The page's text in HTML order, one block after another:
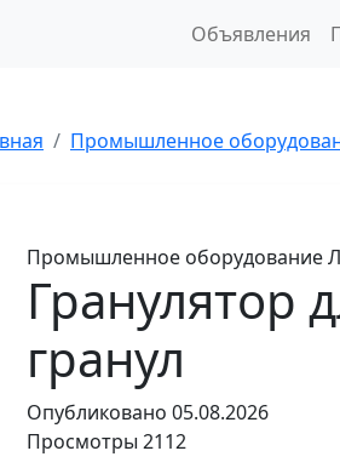
Объявления
Промышленное
Промышленное оборудование
Гранулятор
гранул
Опубликовано 05.08.2026
Просмотры 2112